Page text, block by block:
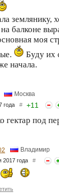
землянику,
балконе
моя
Буду их
начала.
Москва
года # +11
гектар под
Владимир
2017 года #